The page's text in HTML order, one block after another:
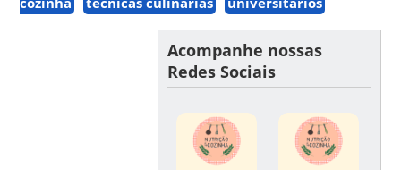
Acompanhe nossas
Redes Sociais